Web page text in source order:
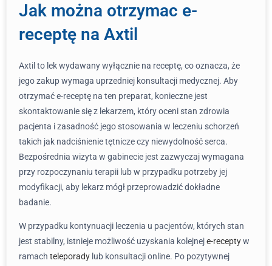
Jak można otrzymac e-
receptę na Axtil
Axtil to lek wydawany wyłącznie na receptę, co oznacza, że
jego zakup wymaga uprzedniej konsultacji medycznej. Aby
otrzymać e-receptę na ten preparat, konieczne jest
skontaktowanie się z lekarzem, który oceni stan zdrowia
pacjenta i zasadność jego stosowania w leczeniu schorzeń
takich jak nadciśnienie tętnicze czy niewydolność serca.
Bezpośrednia wizyta w gabinecie jest zazwyczaj wymagana
przy rozpoczynaniu terapii lub w przypadku potrzeby jej
modyfikacji, aby lekarz mógł przeprowadzić dokładne
badanie.
W przypadku kontynuacji leczenia u pacjentów, których stan
jest stabilny, istnieje możliwość uzyskania kolejneje-receptyw
ramach teleporady lub konsultacji online. Po pozytywnej